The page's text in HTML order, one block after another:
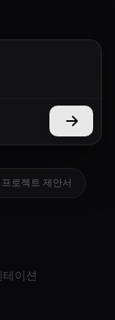
프로젝트 제안서
이션